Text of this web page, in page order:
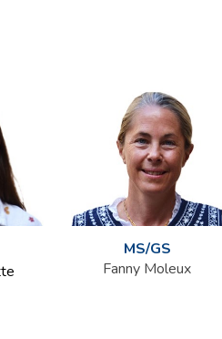
MS/GS
Fanny Moleux